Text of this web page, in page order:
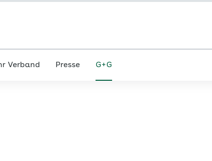
Verband Presse G+G